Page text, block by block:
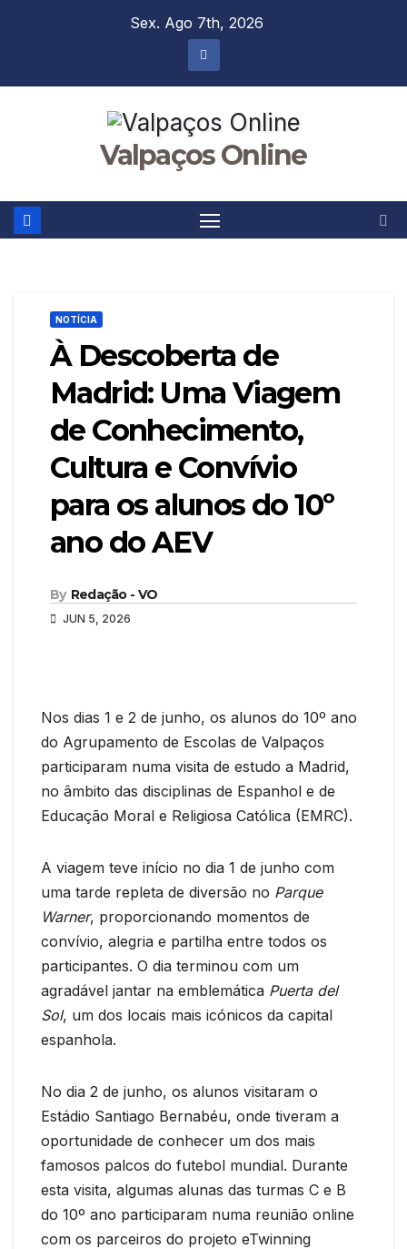
Sex. Ago 7th, 2026
Valpaços Online
NOTÍCIA
À Descoberta de
Madrid: Uma Viagem
de Conhecimento,
Cultura e Convívio
para os alunos do 10º
ano do AEV
By Redação - VO
JUN 5, 2026
Nos dias 1 e 2 de junho, os alunos do 10º ano
do Agrupamento de Escolas de Valpaços
participaram numa visita de estudo a Madrid,
no âmbito das disciplinas de Espanhol e de
Educação Moral e Religiosa Católica (EMRC).
A viagem teve início no dia 1 de junho com
uma tarde repleta de diversão no Parque
Warner, proporcionando momentos de
convívio, alegria e partilha entre todos os
participantes. O dia terminou com um
agradável jantar na emblemática Puerta del
Sol, um dos locais mais icónicos da capital
espanhola.
No dia 2 de junho, os alunos visitaram o
Estádio Santiago Bernabéu, onde tiveram a
oportunidade de conhecer um dos mais
famosos palcos do futebol mundial. Durante
esta visita, algumas alunas das turmas C e B
do 10º ano participaram numa reunião online
com os parceiros do projeto eTwinning